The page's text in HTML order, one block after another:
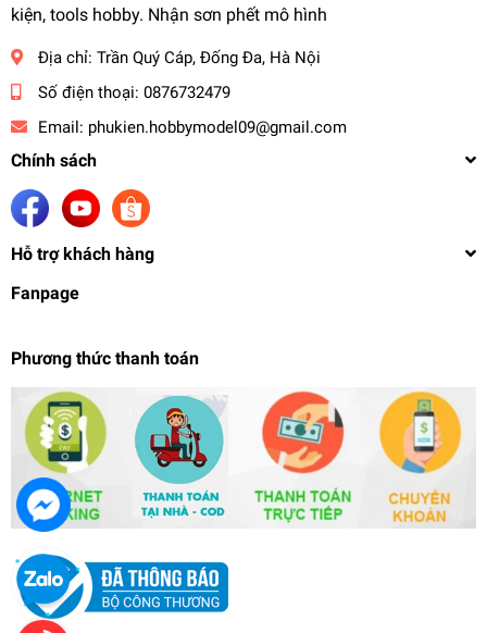
kiện, tools hobby. Nhận sơn phết mô hình
Địa chỉ: Trần Quý Cáp, Đống Đa, Hà Nội
Số điện thoại: 0876732479
Email: phukien.hobbymodel09@gmail.com
Chính sách
Hỗ trợ khách hàng
Fanpage
Phương thức thanh toán
Mô hình lắp ráp Mecha Knight Dark sky TP05
1.289.000₫
undefined